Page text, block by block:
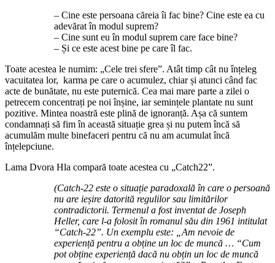
– Cine este persoana căreia îi fac bine? Cine este ea cu
adevărat în modul suprem?
– Cine sunt eu în modul suprem care face bine?
– Și ce este acest bine pe care îl fac.
Toate acestea le numim: „Cele trei sfere”. Atât timp cât nu înțeleg
vacuitatea lor, karma pe care o acumulez, chiar și atunci când fac
acte de bunătate, nu este puternică. Cea mai mare parte a zilei o
petrecem concentrați pe noi înșine, iar semințele plantate nu sunt
pozitive. Mintea noastră este plină de ignoranță. Așa că suntem
condamnați să fim în această situație grea și nu putem încă să
acumulăm multe binefaceri pentru că nu am acumulat încă
înțelepciune.
Lama Dvora Hla compară toate acestea cu „Catch22”.
(Catch-22 este o situație paradoxală în care o persoană
nu are ieșire datorită regulilor sau limitărilor
contradictorii. Termenul a fost inventat de Joseph
Heller, care l-a folosit în romanul său din 1961 intitulat
“Catch-22”. Un exemplu este: „Am nevoie de
experiență pentru a obține un loc de muncă … “Cum
pot obține experiență dacă nu obțin un loc de muncă